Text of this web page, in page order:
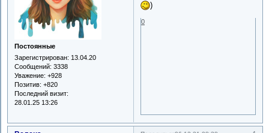
Постоянные
Зарегистрирован: 13.04.20
Сообщений: 3338
Уважение: +928
Позитив: +820
Последний визит:
28.01.25 13:26
)
0